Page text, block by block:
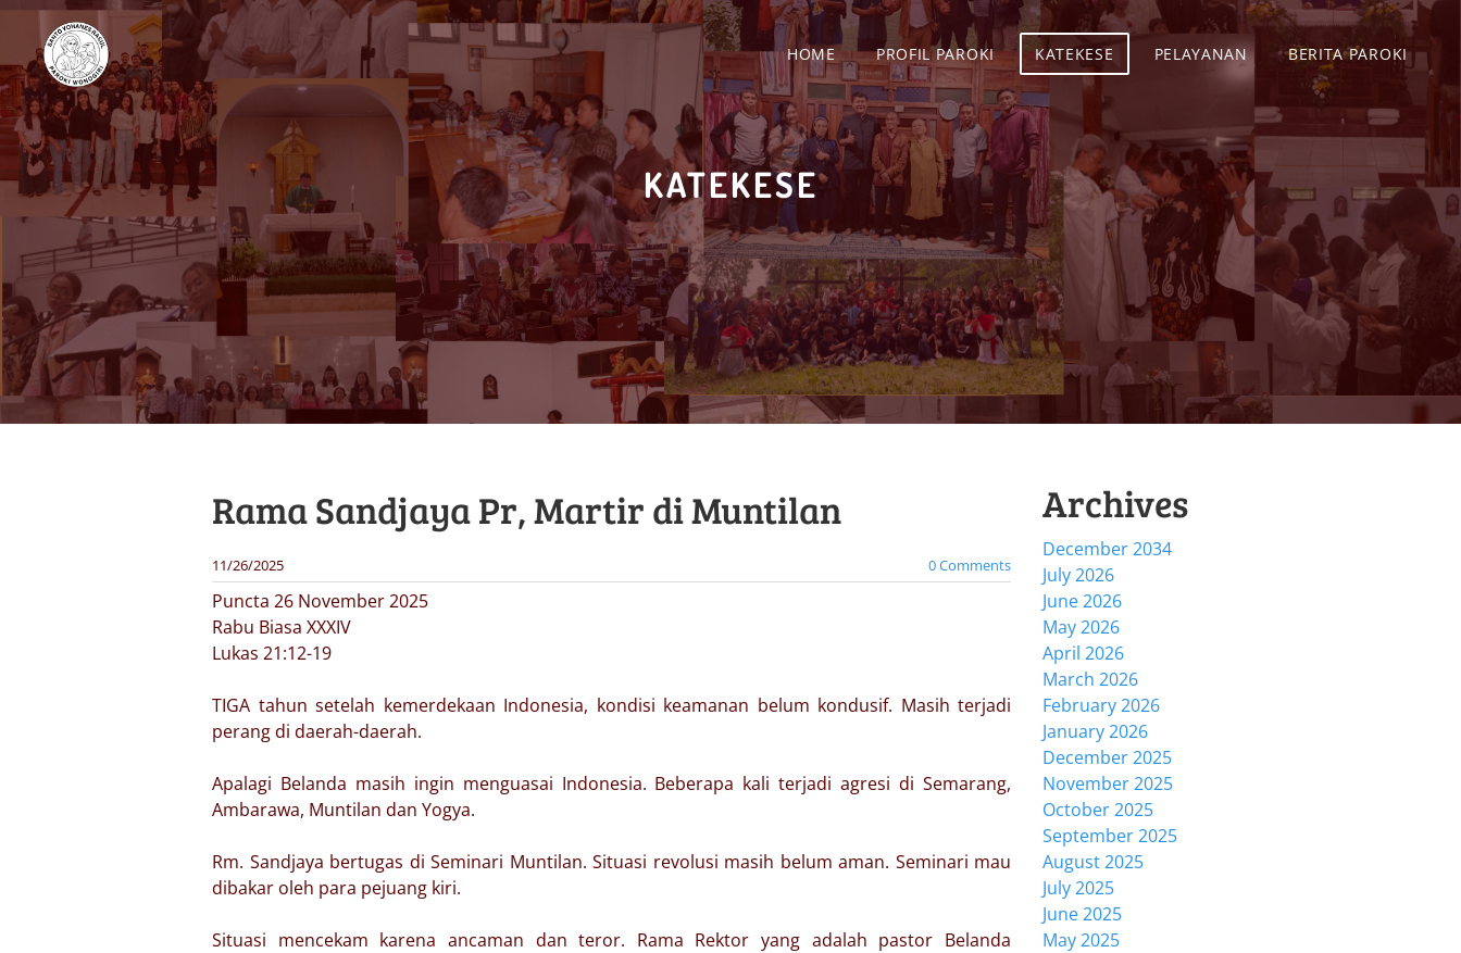
HOME PROFIL PAROKI KATEKESE PELAYANAN BERITA PAROKI
KATEKESE
Rama Sandjaya Pr, Martir di Muntilan
11/26/2025 0 Comments
Puncta 26 November 2025
Rabu Biasa XXXIV
Lukas 21:12-19
TIGA tahun setelah kemerdekaan Indonesia, kondisi keamanan belum kondusif. Masih terjadi
perang di daerah-daerah.
Apalagi Belanda masih ingin menguasai Indonesia. Beberapa kali terjadi agresi di Semarang,
Ambarawa, Muntilan dan Yogya.
Rm. Sandjaya bertugas di Seminari Muntilan. Situasi revolusi masih belum aman. Seminari mau
dibakar oleh para pejuang kiri.
Situasi mencekam karena ancaman dan teror. Rama Rektor yang adalah pastor Belanda
Archives
December 2034
July 2026
June 2026
May 2026
April 2026
March 2026
February 2026
January 2026
December 2025
November 2025
October 2025
September 2025
August 2025
July 2025
June 2025
May 2025